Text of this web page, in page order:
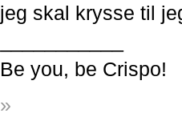
jeg skal krysse til
Be you, be Crispo!
»